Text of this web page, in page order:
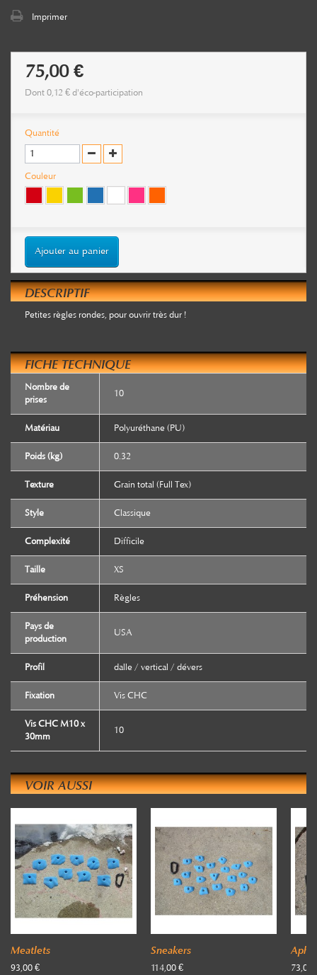
Imprimer
75,00 €
Dont0,12 €d'éco-participation
Quantité
Couleur
Ajouter au panier
DESCRIPTIF
Petites règles rondes, pour ouvrir très dur !
FICHE TECHNIQUE
Nombre de
prises
10
Matériau Polyuréthane (PU)
Poids (kg) 0.32
Texture Grain total (Full Tex)
Style Classique
Complexité Difficile
Taille XS
Préhension Règles
Pays de
production
USA
Profil dalle / vertical / dévers
Fixation Vis CHC
Vis CHC M10 x
30mm
10
VOIR AUSSI
Meatlets
93,00 €
Sneakers
114,00 € 73,00